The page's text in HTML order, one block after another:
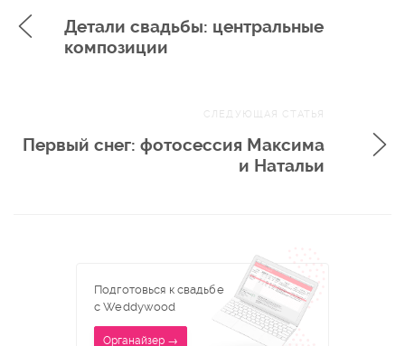
Детали свадьбы: центральные
композиции
СЛЕДУЮЩАЯ СТАТЬЯ
Первый снег: фотосессия Максима
и Натальи
Подготовься к свадьбе
с Weddywood
Органайзер →